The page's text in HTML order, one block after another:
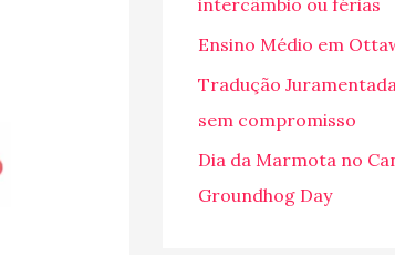
p
o
intercâmbio ou férias
Ensino Médio em
Tradução
sem compromisso
Dia da Marmota no
Groundhog Day